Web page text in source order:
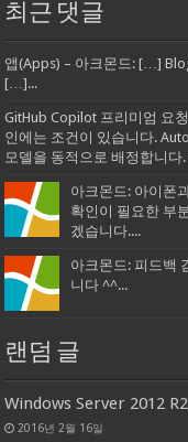
최근 댓글
앱(Apps) – 아크몬드: […]
[…]...
GitHub Copilot 프리미엄 요
인에는 조건이 있습니다.
모델을 동적으로 배정합니다.
아크몬드: 아이폰
확인이 필요한 부
겠습니다....
아크몬드: 피드백
니다 ^^...
랜덤 글
Windows Server 2012
2016년 2월 16일